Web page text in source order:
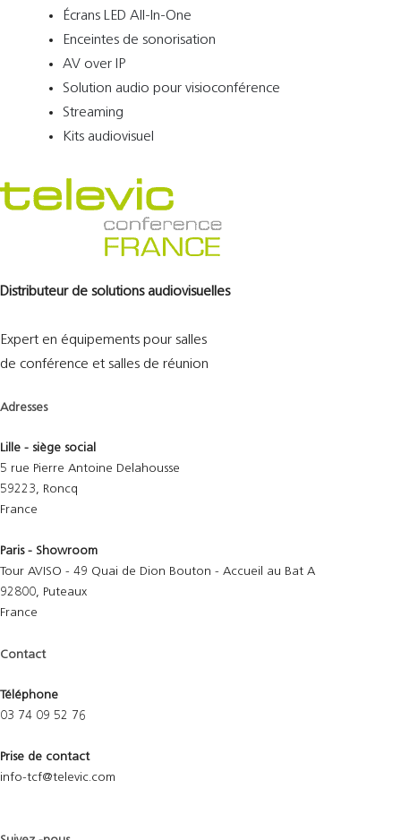
Écrans LED All-In-One
Enceintes de sonorisation
AV over IP
Solution audio pour visioconférence
Streaming
Kits audiovisuel
Distributeur de solutions audiovisuelles
Expert en équipements pour salles
de conférence et salles de réunion
Adresses
Lille - siège social
5 rue Pierre Antoine Delahousse
59223, Roncq
France
Paris - Showroom
Tour AVISO - 49 Quai de Dion Bouton - Accueil au Bat A
92800, Puteaux
France
Contact
Téléphone
03 74 09 52 76
Prise de contact
info-tcf@televic.com